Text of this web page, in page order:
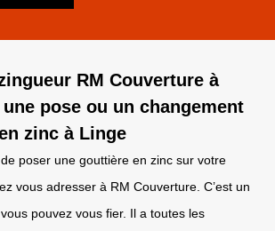
RM Couverture à
pose ou un changement
zinc à Linge
poser une gouttière en zinc sur votre
vous adresser à RM Couverture. C’est un
pouvez vous fier. Il a toutes les